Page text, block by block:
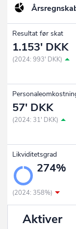
Resultat før skat
1.153' DKK
(2024: 993' DKK)
57' DKK
(2024: 31' DKK)
Likviditetsgrad
274%
(2024: 358%)
Aktiver